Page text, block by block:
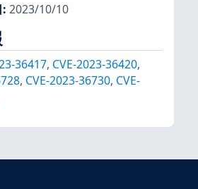
: 2023/10/10
36417, CVE-2023-36420,
, CVE-2023-36730, CVE-